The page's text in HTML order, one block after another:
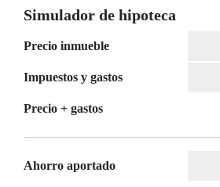
Simulador de hipoteca
Precio inmueble
Impuestos y gastos
Precio + gastos
Ahorro aportado